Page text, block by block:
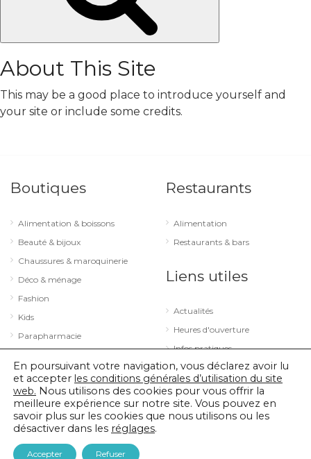
About This Site
This may be a good place to introduce yourself and
your site or include some credits.
Boutiques
Alimentation & boissons
Beauté & bijoux
Chaussures & maroquinerie
Déco & ménage
Fashion
Kids
Parapharmacie
Sport & loisirs
Technologie & optique
Restaurants
Alimentation
Restaurants & bars
Liens utiles
Actualités
Heures d'ouverture
Infos pratiques
© 2026 City Concorde |Mentions légales
En poursuivant votre navigation, vous déclarez avoir lu
et accepter les conditions générales d’utilisation du site
web. Nous utilisons des cookies pour vous offrir la
meilleure expérience sur notre site. Vous pouvez en
savoir plus sur les cookies que nous utilisons ou les
désactiver dans les réglages.
Accepter Refuser